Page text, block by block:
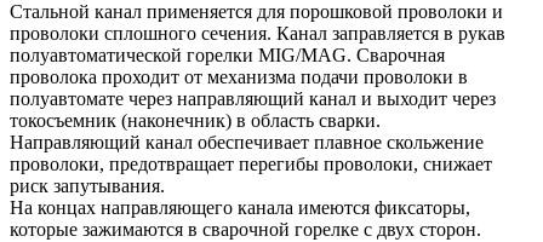
шт.
Стальной канал применяется для порошковой проволоки и
проволоки сплошного сечения. Канал заправляется в рукав
полуавтоматической горелки MIG/MAG. Сварочная
проволока проходит от механизма подачи проволоки в
полуавтомате через направляющий канал и выходит через
токосъемник (наконечник) в область сварки.
Направляющий канал обеспечивает плавное скольжение
проволоки, предотвращает перегибы проволоки, снижает
риск запутывания.
На концах направляющего канала имеются фиксаторы,
которые зажимаются в сварочной горелке с двух сторон.